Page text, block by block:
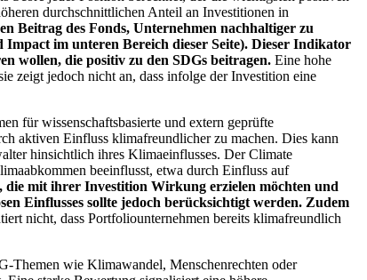
durchschnittlichen Anteil an Investitionen in
Beitrag des Fonds, Unternehmen nachhaltiger zu
im unteren Bereich dieser Seite). Dieser Indikator
wollen, die positiv zu den SDGs beitragen. Eine hohe
zeigt jedoch nicht an, dass infolge der Investition eine
für wissenschaftsbasierte und extern geprüfte
aktiven Einfluss klimafreundlicher zu machen. Dies kann
hinsichtlich ihres Klimaeinflusses. Der Climate
beeinflusst, etwa durch Einfluss auf
mit ihrer Investition Wirkung erzielen möchten und
Einflusses sollte jedoch berücksichtigt werden. Zudem
nicht, dass Portfoliounternehmen bereits klimafreundlich
Themen wie Klimawandel, Menschenrechten oder